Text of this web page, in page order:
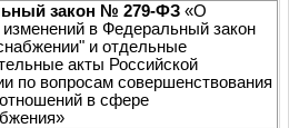
закон № 279-ФЗ «О
изменений в Федеральный закон
и отдельные
акты Российской
по вопросам совершенствования
в сфере